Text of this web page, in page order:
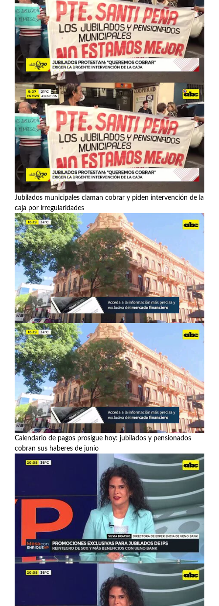
Jubilados municipales claman cobrar y piden intervención de la
caja por irregularidades
Ver más
Calendario de pagos prosigue hoy: jubilados y pensionados
cobran sus haberes de junio
Ver más